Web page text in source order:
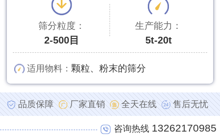
筛分粒度：
2-500目
生产能力：
5t-20t
适用物料：颗粒、粉末的筛分
品质保障 厂家直销 全天在线 售后无忧
咨询热线 13262170985